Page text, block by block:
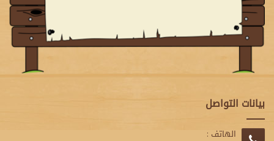
بيانات التواصل
الهاتف :